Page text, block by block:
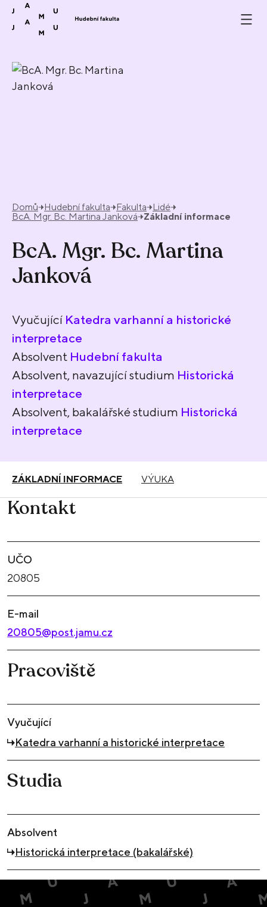
Přeskočit na obsah
Domů Hudební fakulta Fakulta
Lidé
BcA. Mgr. Bc. Martina Janková
Základní informace
BcA. Mgr. Bc. Martina
Janková
Vyučující Katedra varhanní a historické
interpretace
Absolvent Hudební fakulta
Absolvent, navazující studium Historická
interpretace
Absolvent, bakalářské studium Historická
interpretace
ZÁKLADNÍ INFORMACE VÝUKA
Kontakt
UČO
20805
E-mail
20805@post.jamu.cz
Pracoviště
Vyučující
Katedra varhanní a historické interpretace
Studia
Absolvent
Historická interpretace (bakalářské)